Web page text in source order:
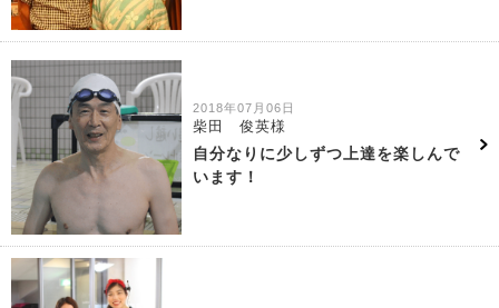
2018年07月06日
柴田 俊英様
自分なりに少しずつ上達を楽しんで
います！